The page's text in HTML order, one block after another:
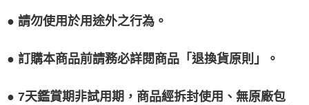
● 請勿使用於用途外之行為。
● 訂購本商品前請務必詳閱商品「退換貨原則」。
● 7天鑑賞期非試用期，商品經拆封使用、無原廠包